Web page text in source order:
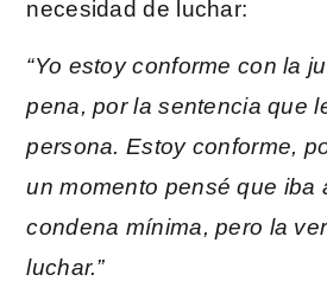
necesidad de luchar:
“Yo estoy conforme con la
pena, por la sentencia que
persona. Estoy conforme,
un momento pensé que iba
condena mínima, pero la
luchar.”